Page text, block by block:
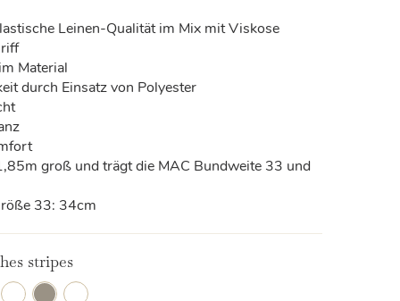
Leinen-Qualität im Mix mit Viskose
Material
durch Einsatz von Polyester
groß und trägt die MAC Bundweite 33 und
33: 34cm
stripes
174S344 656